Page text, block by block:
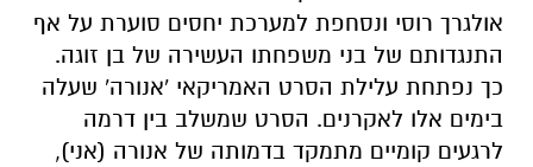
אולגרך רוסי ונסחפת למערכת יחסים סוערת על אף
התנגדותם של בני משפחתו העשירה של בן זוגה.
כך נפתחת עלילת הסרט האמריקאי 'אנורה' שעלה
בימים אלו לאקרנים. הסרט שמשלב בין דרמה
לרגעים קומיים מתמקד בדמותה של אנורה (אני),